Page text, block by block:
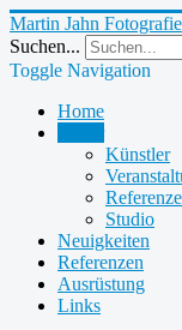
Martin Jahn Fotografie
Suchen...
Toggle Navigation
Home
Künstler
Studio
Neuigkeiten
Referenzen
Ausrüstung
Links